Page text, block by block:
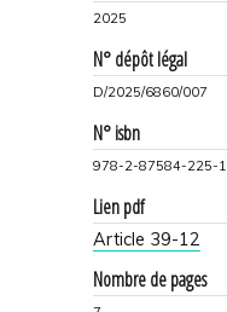
2025
N° dépôt légal
D/2025/6860/007
N° isbn
978-2-87584-225-1
Lien pdf
Article 39-12
Nombre de pages